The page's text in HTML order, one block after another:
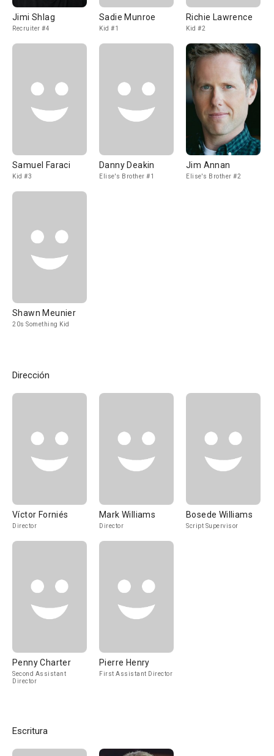
Jimi Shlag
Recruiter #4
Sadie Munroe
Kid #1
Richie Lawrence
Kid #2
Samuel Faraci
Kid #3
Danny Deakin
Elise's Brother #1
Jim Annan
Elise's Brother #2
Shawn Meunier
20s Something Kid
Dirección
Víctor Forniés
Director
Mark Williams
Director
Bosede Williams
Script Supervisor
Penny Charter
Second Assistant
Director
Pierre Henry
First Assistant Director
Escritura